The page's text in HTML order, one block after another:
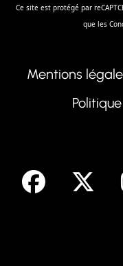
Ce site est protégé par
que les
Mentions